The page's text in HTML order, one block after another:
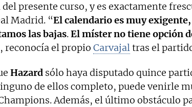
presente curso, y es exactamente
Madrid. “El calendario es muy
las bajas.El míster no tiene opción
reconocía el propio Carvajaltras el
Hazard sólo haya disputado quince
de ellos completo, puede venirle
Además, el último obstáculo